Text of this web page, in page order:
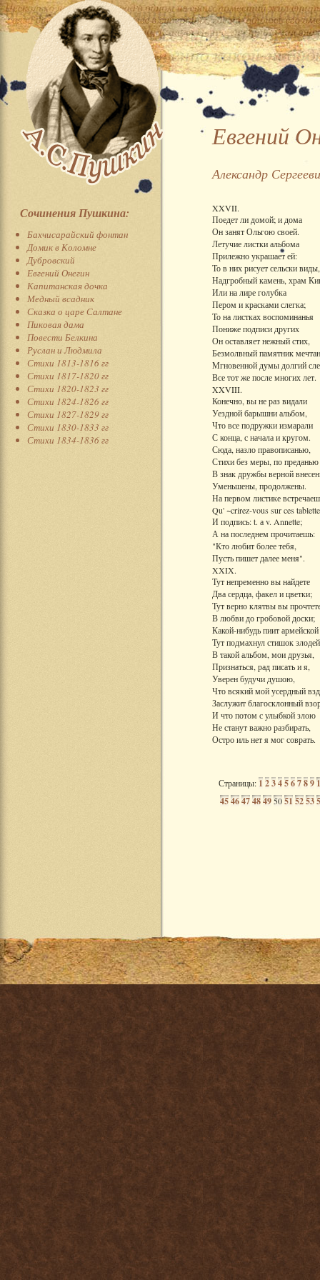
Сочинения Пушкина:
Бахчисарайский фонтан
Домик в Коломне
Дубровский
Евгений Онегин
Капитанская дочка
Медный всадник
Сказка о царе Салтане
Пиковая дама
Повести Белкина
Руслан и Людмила
Стихи 1813-1816 гг
Стихи 1817-1820 гг
Стихи 1820-1823 гг
Стихи 1824-1826 гг
Стихи 1827-1829 гг
Стихи 1830-1833 гг
Стихи 1834-1836 гг
Евгений
Александр
XXVII.
Поедет ли домой; и дома
Он занят Ольгою своей.
Летучие листки альбома
Прилежно украшает ей:
То в них рисует сельски виды,
Надгробный камень, храм
Или на лире голубка
Пером и красками слегка;
То на листках воспоминанья
Пониже подписи других
Он оставляет нежный стих,
Безмолвный памятник
Мгновенной думы долгий
Все тот же после многих лет.
XXVIII.
Конечно, вы не раз видали
Уездной барышни альбом,
Что все подружки измарали
С конца, с начала и кругом.
Сюда, назло правописанью,
Стихи без меры, по преданью
В знак дружбы верной
Уменьшены, продолжены.
На первом листике
Qu' ~crirez-vous sur ces
И подпись: t. а v. Annette;
А на последнем прочитаешь:
"Кто любит более тебя,
Пусть пишет далее меня".
XXIX.
Тут непременно вы найдете
Два сердца, факел и цветки;
Тут верно клятвы вы
В любви до гробовой доски;
Какой-нибудь пиит армейской
Тут подмахнул стишок
В такой альбом, мои друзья,
Признаться, рад писать и я,
Уверен будучи душою,
Что всякий мой усердный
Заслужит благосклонный
И что потом с улыбкой злою
Не станут важно разбирать,
Остро иль нет я мог соврать.
Страницы:1 23456789
454647484950515253